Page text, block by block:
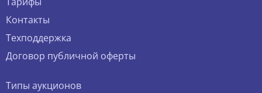
Контакты
Техподдержка
Договор публичной оферты
Типы аукционов